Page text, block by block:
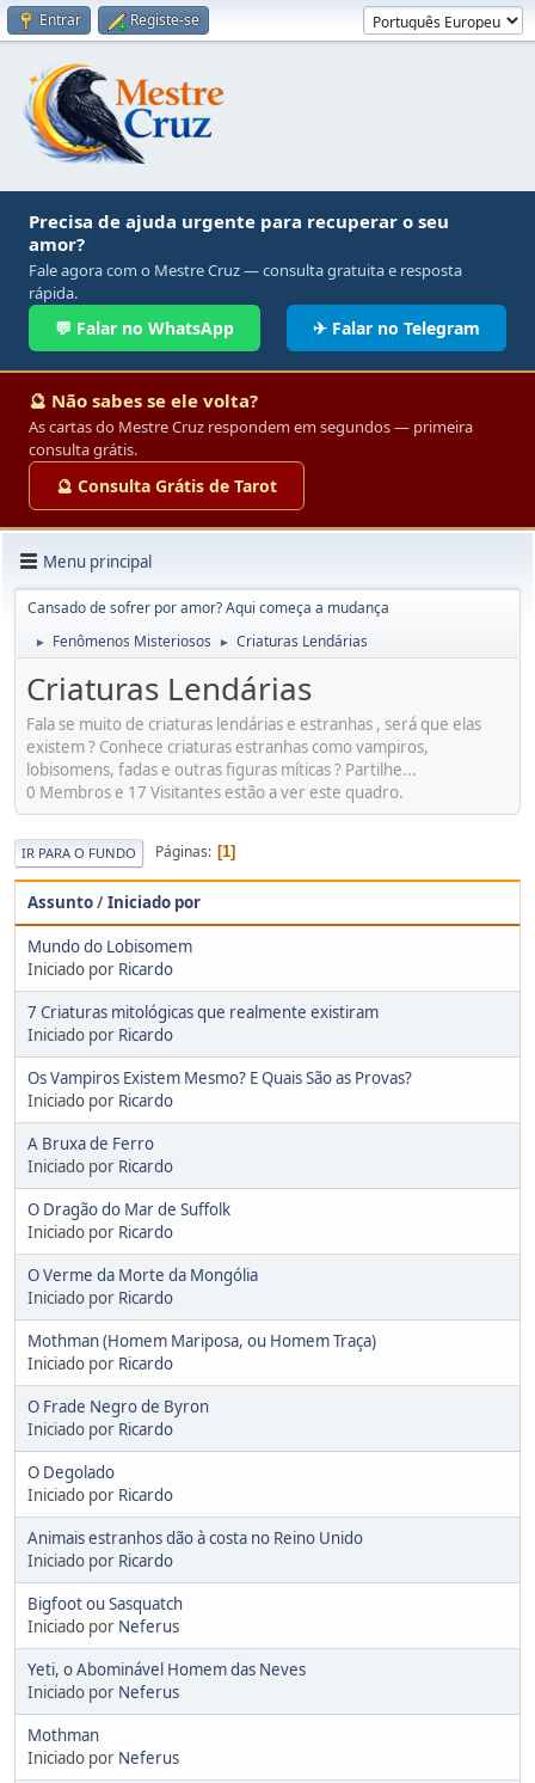
Entrar Registe-se
Precisa de ajuda urgente para recuperar o seu
amor?
Fale agora com o Mestre Cruz — consulta gratuita e resposta
rápida.
💬 Falar no WhatsApp ✈ Falar no Telegram
🔮 Não sabes se ele volta?
As cartas do Mestre Cruz respondem em segundos — primeira
consulta grátis.
🔮 Consulta Grátis de Tarot
Menu principal
Cansado de sofrer por amor? Aqui começa a mudança
► Fenômenos Misteriosos ► Criaturas Lendárias
Criaturas Lendárias
Fala se muito de criaturas lendárias e estranhas , será que elas
existem ? Conhece criaturas estranhas como vampiros,
lobisomens, fadas e outras figuras míticas ? Partilhe...
0 Membros e 17 Visitantes estão a ver este quadro.
IR PARA O FUNDO Páginas 1
Assunto/Iniciado por
Mundo do Lobisomem
Iniciado por Ricardo
7 Criaturas mitológicas que realmente existiram
Iniciado por Ricardo
Os Vampiros Existem Mesmo? E Quais São as Provas?
Iniciado por Ricardo
A Bruxa de Ferro
Iniciado por Ricardo
O Dragão do Mar de Suffolk
Iniciado por Ricardo
O Verme da Morte da Mongólia
Iniciado por Ricardo
Mothman (Homem Mariposa, ou Homem Traça)
Iniciado por Ricardo
O Frade Negro de Byron
Iniciado por Ricardo
O Degolado
Iniciado por Ricardo
Animais estranhos dão à costa no Reino Unido
Iniciado por Ricardo
Bigfoot ou Sasquatch
Iniciado por Neferus
Yeti, o Abominável Homem das Neves
Iniciado por Neferus
Mothman
Iniciado por Neferus